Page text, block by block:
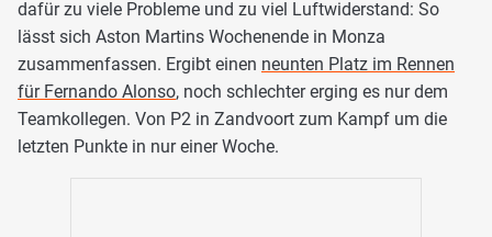
dafür zu viele Probleme und zu viel Luftwiderstand: So
lässt sich Aston Martins Wochenende in Monza
zusammenfassen. Ergibt einen neunten Platz im Rennen
für Fernando Alonso, noch schlechter erging es nur dem
Teamkollegen. Von P2 in Zandvoort zum Kampf um die
letzten Punkte in nur einer Woche.